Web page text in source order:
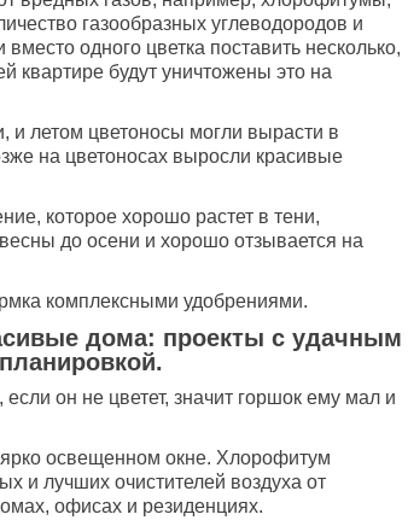
газообразных углеводородов и
одного цветка поставить несколько,
квартире будут уничтожены это на
и летом цветоносы могли вырасти в
на цветоносах выросли красивые
которое хорошо растет в тени,
до осени и хорошо отзывается на
комплексными удобрениями.
дома: проекты с удачным
он не цветет, значит горшок ему мал и
освещенном окне. Хлорофитум
и лучших очистителей воздуха от
офисах и резиденциях.